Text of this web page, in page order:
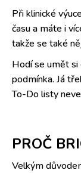
Při klinické
času a máte i
takže se také
Hodí se umět si
podmínka. Já
To-Do listy
PROČ
Velkým